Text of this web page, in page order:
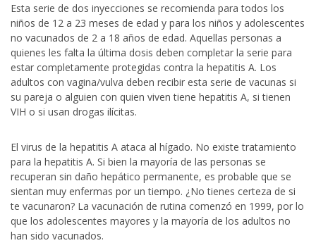
Esta serie de dos inyecciones se recomienda para todos los
niños de 12 a 23 meses de edad y para los niños y adolescentes
no vacunados de 2 a 18 años de edad. Aquellas personas a
quienes les falta la última dosis deben completar la serie para
estar completamente protegidas contra la hepatitis A. Los
adultos con vagina/vulva deben recibir esta serie de vacunas si
su pareja o alguien con quien viven tiene hepatitis A, si tienen
VIH o si usan drogas ilícitas.
El virus de la hepatitis A ataca al hígado. No existe tratamiento
para la hepatitis A. Si bien la mayoría de las personas se
recuperan sin daño hepático permanente, es probable que se
sientan muy enfermas por un tiempo. ¿No tienes certeza de si
te vacunaron? La vacunación de rutina comenzó en 1999, por lo
que los adolescentes mayores y la mayoría de los adultos no
han sido vacunados.